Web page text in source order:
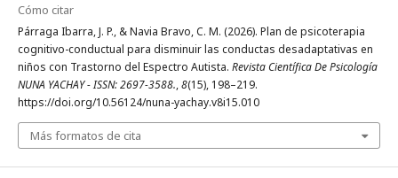
Cómo citar
Párraga Ibarra, J. P., & Navia Bravo, C. M. (2026). Plan de psicoterapia
cognitivo-conductual para disminuir las conductas desadaptativas en
niños con Trastorno del Espectro Autista. Revista Científica De Psicología
NUNA YACHAY - ISSN: 2697-3588.,8(15), 198–219.
https://doi.org/10.56124/nuna-yachay.v8i15.010
Más formatos de cita